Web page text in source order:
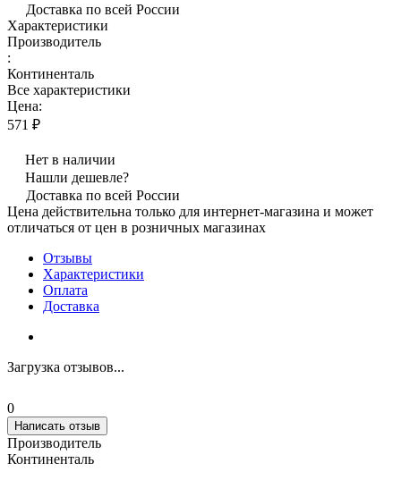
Доставка по всей России
Характеристики
Производитель
:
Континенталь
Все характеристики
Цена:
571 ₽
Нет в наличии
Нашли дешевле?
Доставка по всей России
Цена действительна только для интернет-магазина и может
отличаться от цен в розничных магазинах
Отзывы
Характеристики
Оплата
Доставка
Загрузка отзывов...
0
Написать отзыв
Производитель
Континенталь